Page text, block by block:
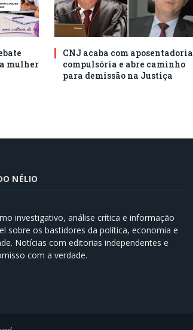
mulher
CNJ acaba com aposentadoria
compulsória e abre caminho
para demissão na Justiça
NÉLIO
investigativo, análise crítica e informação
sobre os bastidores da política, economia e
Notícias com editorias independentes e
com a verdade.